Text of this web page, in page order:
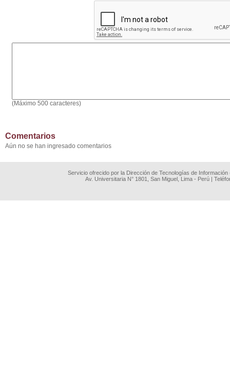
(Máximo 500 caracteres)
Comentarios
Aún no se han ingresado comentarios
Servicio ofrecido por la Dirección de Tecnologías de
Av. Universitaria N° 1801, San Miguel, Lima - Perú |